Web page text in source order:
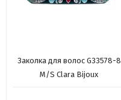
Заколка для волос G33578-8
M/S Clara Bijoux